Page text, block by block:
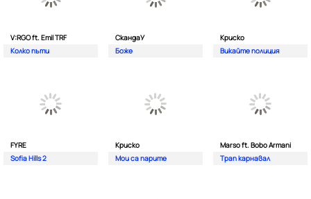
V:RGO ft. Emil TRF
Колко пъти
СкандаУ
Боже
Криско
Викайте полиция
FYRE
Sofia Hills 2
Криско
Мои са парите
Marso ft. Bobo Armani
Трап карнавал